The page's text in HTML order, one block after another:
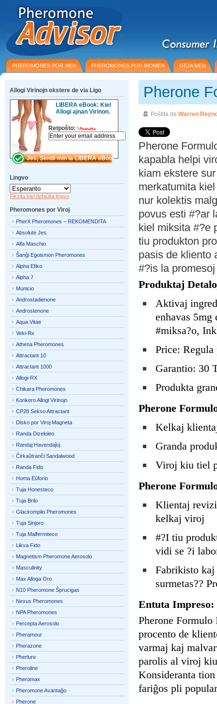
PHEROMONES POR MEN PHEROMONES POR WOMEN GEJA MEN
Pherone
Poŝtita de Warren
Pherone
kapabla helpi
kiam ekstere
merkatumita
nur kolektis
povus esti #?ar
kiel miksita #?e
tiu produkton
pasis de kliento
#?is la
Produktaj
Aktivaj
enhavas 5mg
#miksa?o,
Price: Regula
Garantio: 30
Produkta
Pherone
Kelkaj
Granda
Viroj kiu tiel
Pherone
Klientaj
kelkaj viroj
#?I tiu
vidi se ?i
Fabrikisto kaj
surmetas??
Entuta Impreso:
Pherone
procento de
varmaj kaj
parolis al viroj
Konsideranta
fariĝos pli
Allogi Virinojn ekstere de via Ligo
LIBERA eBook: Kiel
Allogi ajnan Virinon.
Retpoŝto: *Postulita
Lingvo
Fiksita kiel defaŭlta lingvo
Pheromones por Viroj
PherX Pheromones – REKOMENDITA
Absolute Jes
Alfa Maschio
Ŝanĝi Egoismon Pheromones
Alpha Efiko
Alpha 7
Municio
Androstadienone
Androstenone
Aqua Vitae
Veki-Rx
Athena Pheromones
Attractant 10
Attractant 1000
Allogi-RX
Chikara Pheromones
Konkero Allogi Virinojn
CP28 Sekso Attractant
Disko por Viroj Magneta
Randa Dizeloleo
Randaj Havendaĵoj
Ĉirkaŭtranĉi Sandalwood
Randa Fido
Homa Eŭforio
Tuja Honesteco
Tuja Brilo
Glacirompilo Pheromones
Tuja Sinjoro
Tuja Malfermiteco
Likva Fido
Magnetism Pheromone Aerosolo
Masculinity
Max Alloga Oro
N10 Pheromone Ŝprucigas
Nexus Pheromones
NPA Pheromones
Percepta Aerosolo
Pheramour
Pherazone
Pherlure
Pheroline
Pheromax
Pheromone Avantaĝo
Pherone